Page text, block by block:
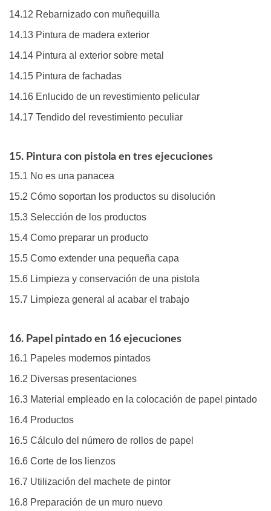
14.12 Rebarnizado con muñequilla
14.13 Pintura de madera exterior
14.14 Pintura al exterior sobre metal
14.15 Pintura de fachadas
14.16 Enlucido de un revestimiento pelicular
14.17 Tendido del revestimiento peculiar
15. Pintura con pistola en tres ejecuciones
15.1 No es una panacea
15.2 Cómo soportan los productos su disolución
15.3 Selección de los productos
15.4 Como preparar un producto
15.5 Como extender una pequeña capa
15.6 Limpieza y conservación de una pistola
15.7 Limpieza general al acabar el trabajo
16. Papel pintado en 16 ejecuciones
16.1 Papeles modernos pintados
16.2 Diversas presentaciones
16.3 Material empleado en la colocación de papel pintado
16.4 Productos
16.5 Cálculo del número de rollos de papel
16.6 Corte de los lienzos
16.7 Utilización del machete de pintor
16.8 Preparación de un muro nuevo